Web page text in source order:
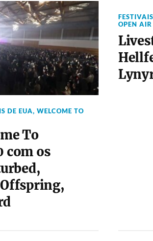
DE EUA, WELCOME TO
To
com os
OPEN